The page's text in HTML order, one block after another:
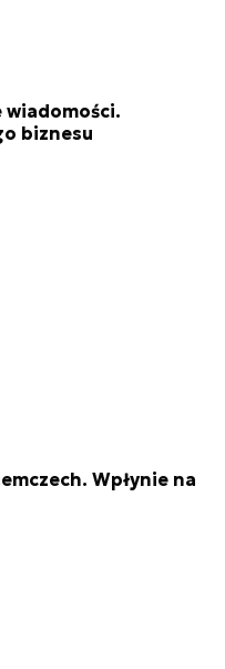
wiadomości.
biznesu
Wpłynie na